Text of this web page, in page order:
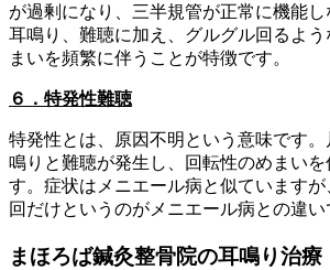
が過剰になり、三半規管が正常に機能し
耳鳴り、難聴に加え、グルグル回るよ
まいを頻繁に伴うことが特徴です。
６．特発性難聴
特発性とは、原因不明という意味です
鳴りと難聴が発生し、回転性のめまいを
す。症状はメニエール病と似ていますが
回だけというのがメニエール病との違い
まほろば鍼灸整骨院の耳鳴り治療